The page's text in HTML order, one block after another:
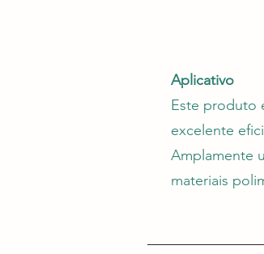
Aplicativo
Este produto
excelente
Amplamente
materiais